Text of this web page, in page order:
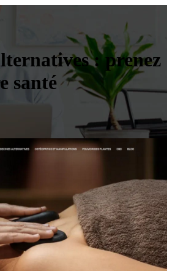
: prenez
santé